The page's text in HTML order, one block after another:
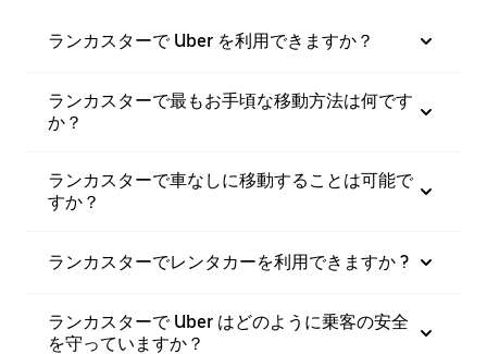
ランカスターで Uber を利用できますか？
ランカスターで最もお手頃な移動方法は何です
か？
ランカスターで車なしに移動することは可能で
すか？
ランカスターでレンタカーを利用できますか ?
ランカスターで Uber はどのように乗客の安全
を守っていますか？